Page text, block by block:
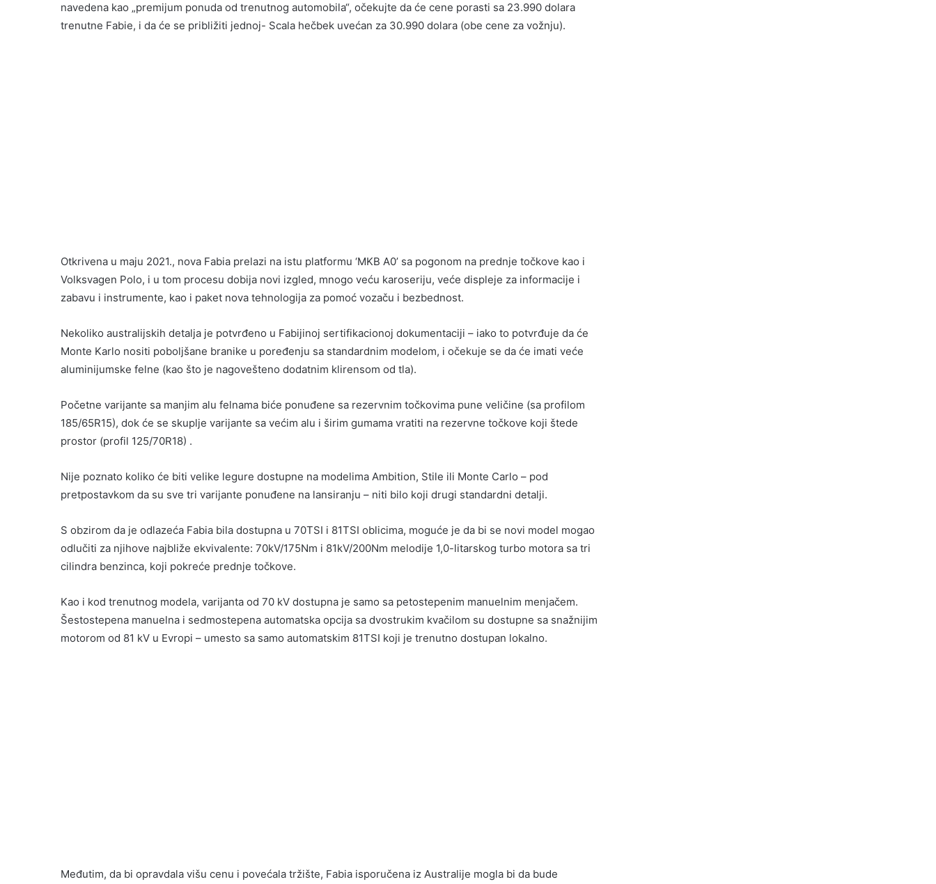
navedena kao „premijum ponuda od trenutnog automobila“, očekujte da će cene porasti sa 23.990 dolara
trenutne Fabie, i da će se približiti jednoj- Scala hečbek uvećan za 30.990 dolara (obe cene za vožnju).
Otkrivena u maju 2021., nova Fabia prelazi na istu platformu ‘MKB A0’ sa pogonom na prednje točkove kao i
Volksvagen Polo, i u tom procesu dobija novi izgled, mnogo veću karoseriju, veće displeje za informacije i
zabavu i instrumente, kao i paket nova tehnologija za pomoć vozaču i bezbednost.
Nekoliko australijskih detalja je potvrđeno u Fabijinoj sertifikacionoj dokumentaciji – iako to potvrđuje da će
Monte Karlo nositi poboljšane branike u poređenju sa standardnim modelom, i očekuje se da će imati veće
aluminijumske felne (kao što je nagovešteno dodatnim klirensom od tla).
Početne varijante sa manjim alu felnama biće ponuđene sa rezervnim točkovima pune veličine (sa profilom
185/65R15), dok će se skuplje varijante sa većim alu i širim gumama vratiti na rezervne točkove koji štede
prostor (profil 125/70R18) .
Nije poznato koliko će biti velike legure dostupne na modelima Ambition, Stile ili Monte Carlo – pod
pretpostavkom da su sve tri varijante ponuđene na lansiranju – niti bilo koji drugi standardni detalji.
S obzirom da je odlazeća Fabia bila dostupna u 70TSI i 81TSI oblicima, moguće je da bi se novi model mogao
odlučiti za njihove najbliže ekvivalente: 70kV/175Nm i 81kV/200Nm melodije 1,0-litarskog turbo motora sa tri
cilindra benzinca, koji pokreće prednje točkove.
Kao i kod trenutnog modela, varijanta od 70 kV dostupna je samo sa petostepenim manuelnim menjačem.
Šestostepena manuelna i sedmostepena automatska opcija sa dvostrukim kvačilom su dostupne sa snažnijim
motorom od 81 kV u Evropi – umesto sa samo automatskim 81TSI koji je trenutno dostupan lokalno.
Međutim, da bi opravdala višu cenu i povećala tržište, Fabia isporučena iz Australije mogla bi da bude